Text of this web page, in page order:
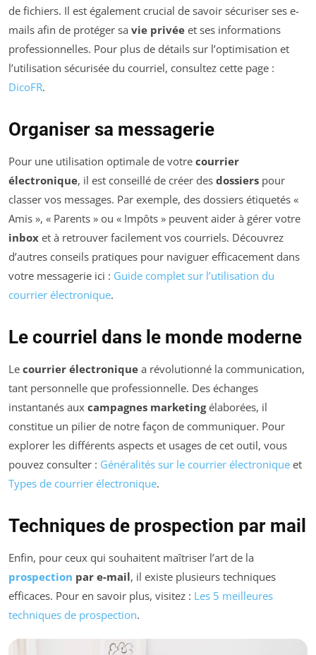
de fichiers. Il est également crucial de savoir sécuriser ses e-
mails afin de protéger sa vie privée et ses informations
professionnelles. Pour plus de détails sur l’optimisation et
l’utilisation sécurisée du courriel, consultez cette page :
DicoFR.
Organiser sa messagerie
Pour une utilisation optimale de votre courrier
électronique, il est conseillé de créer des dossiers pour
classer vos messages. Par exemple, des dossiers étiquetés «
Amis », « Parents » ou « Impôts » peuvent aider à gérer votre
inbox et à retrouver facilement vos courriels. Découvrez
d’autres conseils pratiques pour naviguer efficacement dans
votre messagerie ici : Guide complet sur l’utilisation du
courrier électronique.
Le courriel dans le monde moderne
Le courrier électronique a révolutionné la communication,
tant personnelle que professionnelle. Des échanges
instantanés aux campagnes marketingélaborées, il
constitue un pilier de notre façon de communiquer. Pour
explorer les différents aspects et usages de cet outil, vous
pouvez consulter : Généralités sur le courrier électronique et
Types de courrier électronique.
Techniques de prospection par mail
Enfin, pour ceux qui souhaitent maîtriser l’art de la
prospection par e-mail, il existe plusieurs techniques
efficaces. Pour en savoir plus, visitez : Les 5 meilleures
techniques de prospection.